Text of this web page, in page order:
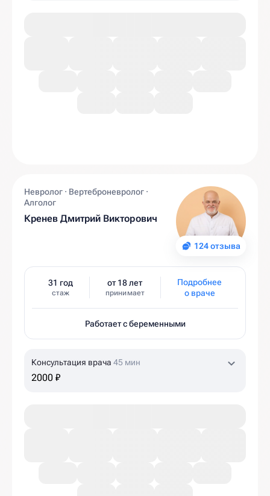
124 отзыва
Невролог · Вертеброневролог ·
Алголог
Кренев Дмитрий Викторович
31 год
стаж
от 18 лет
принимает
Подробнее
о враче
Работает с беременными
Консультация врача 45 мин
2000 ₽